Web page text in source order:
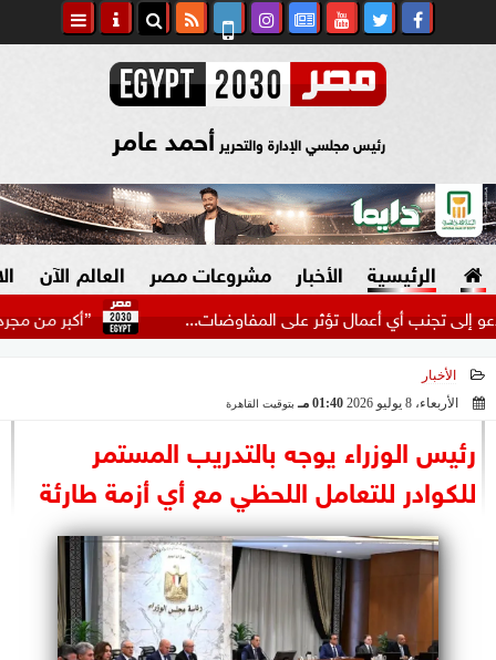
رئيس مجلسي الإدارة والتحرير أحمد عامر
الرئيسية الأخبار
السياسة
الرئاسة
البرلمان
الوزارات
الأحزاب
مشروعات مصر العالم الآن
”أكبر من مجرد أي أعمال تؤثر على المفاوضات...
الأخبار
الأربعاء، 8 يوليو 2026
01:40 مـ بتوقيت القاهرة
رئيس الوزراء يوجه بالتدريب المستمر
للكوادر للتعامل اللحظي مع أي أزمة طارئة